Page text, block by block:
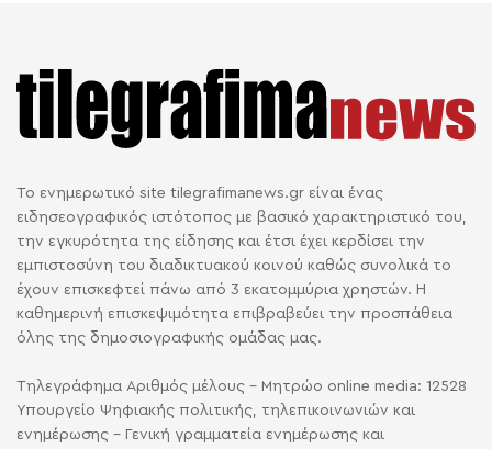
Το ενημερωτικό site tilegrafimanews.gr είναι ένας
ειδησεογραφικός ιστότοπος με βασικό χαρακτηριστικό του,
την εγκυρότητα της είδησης και έτσι έχει κερδίσει την
εμπιστοσύνη του διαδικτυακού κοινού καθώς συνολικά το
έχουν επισκεφτεί πάνω από 3 εκατομμύρια χρηστών. Η
καθημερινή επισκεψιμότητα επιβραβεύει την προσπάθεια
όλης της δημοσιογραφικής ομάδας μας.
Τηλεγράφημα Αριθμός μέλους - Μητρώο online media: 12528
Υπουργείο Ψηφιακής πολιτικής, τηλεπικοινωνιών και
ενημέρωσης - Γενική γραμματεία ενημέρωσης και